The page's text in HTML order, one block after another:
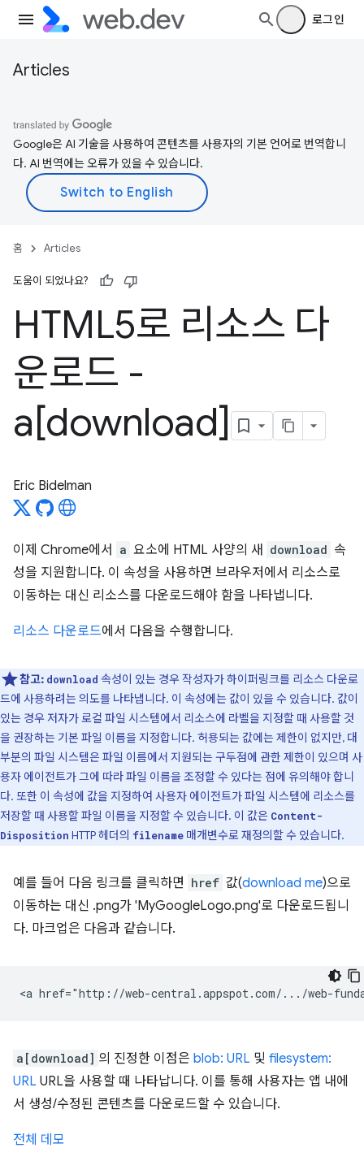
로그인
Articles
Google은 AI 기술을 사용하여 콘텐츠를 사용자의 기본 언어로 번역합니
다. AI 번역에는 오류가 있을 수 있습니다.
홈 Articles
도움이 되었나요?
HTML5로 리소스 다
운로드 -
a[download]
Eric Bidelman
이제 Chrome에서 a 요소에 HTML 사양의 새 download 속
성을 지원합니다. 이 속성을 사용하면 브라우저에서 리소스로
이동하는 대신 리소스를 다운로드해야 함을 나타냅니다.
리소스 다운로드에서 다음을 수행합니다.
참고: download 속성이 있는 경우 작성자가 하이퍼링크를 리소스 다운로
드에 사용하려는 의도를 나타냅니다. 이 속성에는 값이 있을 수 있습니다. 값이
있는 경우 저자가 로컬 파일 시스템에서 리소스에 라벨을 지정할 때 사용할 것
을 권장하는 기본 파일 이름을 지정합니다. 허용되는 값에는 제한이 없지만, 대
부분의 파일 시스템은 파일 이름에서 지원되는 구두점에 관한 제한이 있으며 사
용자 에이전트가 그에 따라 파일 이름을 조정할 수 있다는 점에 유의해야 합니
다. 또한 이 속성에 값을 지정하여 사용자 에이전트가 파일 시스템에 리소스를
저장할 때 사용할 파일 이름을 지정할 수 있습니다. 이 값은 Content-
Disposition HTTP 헤더의 filename 매개변수로 재정의할 수 있습니다.
예를 들어 다음 링크를 클릭하면 href 값(download me)으로
이동하는 대신 .png가 'MyGoogleLogo.png'로 다운로드됩니
다. 마크업은 다음과 같습니다.
a[download] 의 진정한 이점은 blob: URL 및 filesystem:
URL URL을 사용할 때 나타납니다. 이를 통해 사용자는 앱 내에
서 생성/수정된 콘텐츠를 다운로드할 수 있습니다.
전체 데모